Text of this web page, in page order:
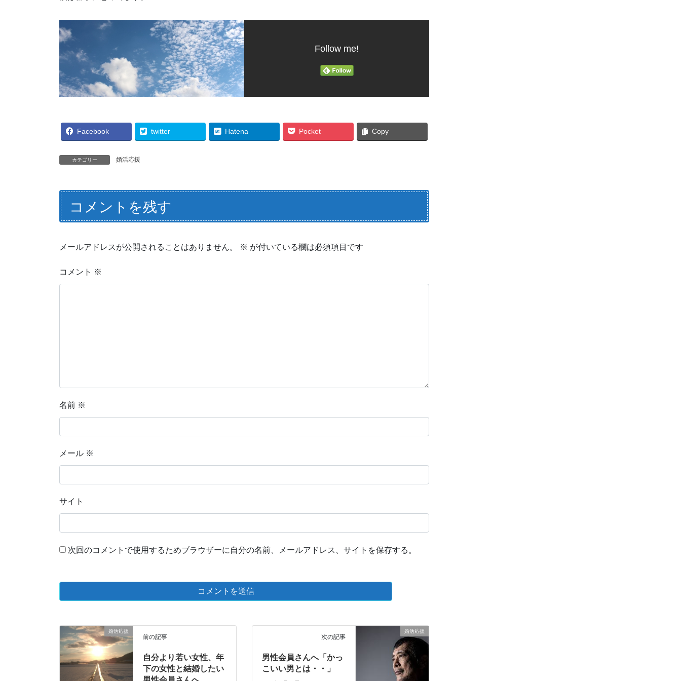
Follow me!
Facebook twitter Hatena Pocket Copy
カテゴリー 婚活応援
コメントを残す
メールアドレスが公開されることはありません。 ※ が付いている欄は必須項目です
コメント ※
名前 ※
メール ※
サイト
次回のコメントで使用するためブラウザーに自分の名前、メールアドレス、サイトを保存する。
婚活応援
前の記事
自分より若い女性、年
下の女性と結婚したい
婚活応援
次の記事
男性会員さんへ「かっ
こいい男とは・・」